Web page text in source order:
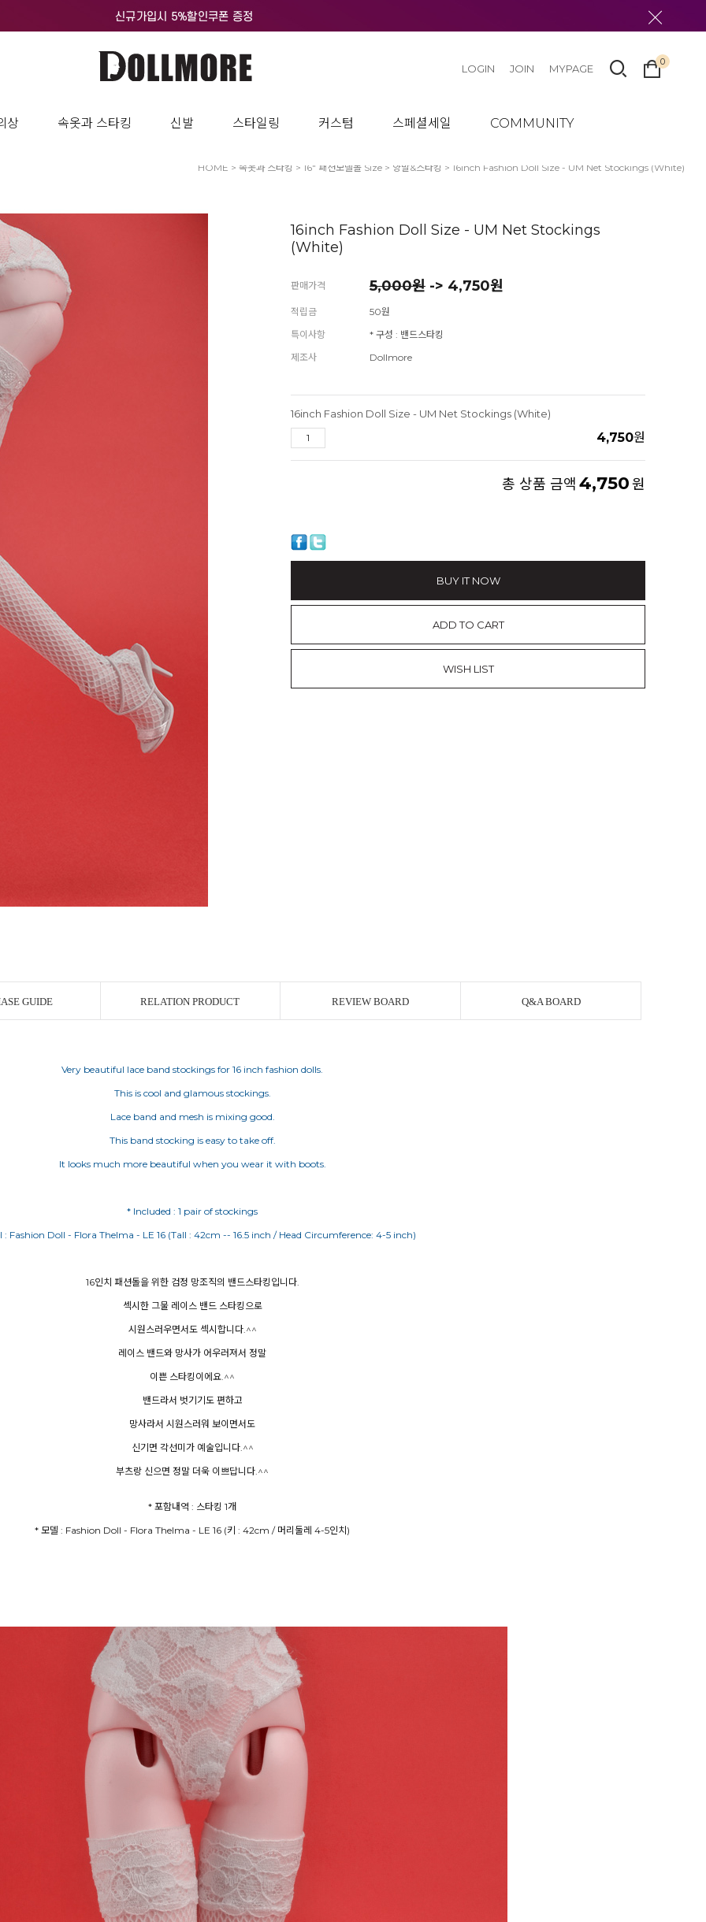
상 속옷과 스타킹 신발 스타일링 커스텀 스페셜세일 COMMUNITY
LOGIN JOIN MYPAGE
0
HOME > 속옷과 스타킹 > 16" 패션모델돌 Size > 양말&스타킹 > 16inch Fashion Doll Size - UM Net Stockings (White)
16inch Fashion Doll Size - UM Net Stockings
(White)
판매가격 5,000원 -> 4,750원
적립금
50원
특이사항
* 구성 : 밴드스타킹
제조사
Dollmore
16inch Fashion Doll Size - UM Net Stockings (White)
4,750원
총 상품 금액 4,750원
BUY IT NOW
ADD TO CART
WISH LIST
GUIDE RELATION PRODUCT REVIEW BOARD Q&A BOARD
Very beautiful lace band stockings for 16 inch fashion dolls.
This is cool and glamous stockings.
Lace band and mesh is mixing good.
This band stocking is easy to take off.
It looks much more beautiful when you wear it with boots.
* Included : 1 pair of stockings
: Fashion Doll - Flora Thelma - LE 16 (Tall : 42cm -- 16.5 inch / Head Circumference: 4-5 inch)
16인치 패션돌을 위한 검정 망조직의 밴드스타킹입니다.
섹시한 그물 레이스 밴드 스타킹으로
시원스러우면서도 섹시합니다.^^
레이스 밴드와 망사가 어우러져서 정말
이쁜 스타킹이에요.^^
밴드라서 벗기기도 편하고
망사라서 시원스러워 보이면서도
신기면 각선미가 예술입니다.^^
부츠랑 신으면 정말 더욱 이쁘답니다.^^
* 포함내역 : 스타킹 1개
* 모델 : Fashion Doll - Flora Thelma - LE 16 (키 : 42cm / 머리둘레 4-5인치)